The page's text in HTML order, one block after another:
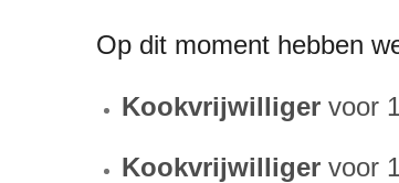
Op dit moment hebben
Kookvrijwilligervoor
Kookvrijwilligervoor